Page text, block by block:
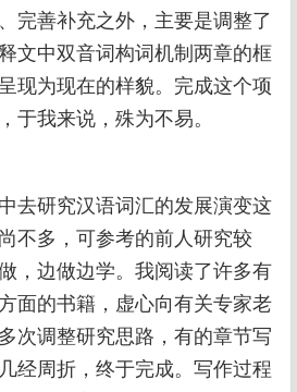
完善补充之外，主要是调整了
文中双音词构词机制两章的框
现为现在的样貌。完成这个项
于我来说，殊为不易。
去研究汉语词汇的发展演变这
不多，可参考的前人研究较
，边做边学。我阅读了许多有
面的书籍，虚心向有关专家老
次调整研究思路，有的章节写
经周折，终于完成。写作过程